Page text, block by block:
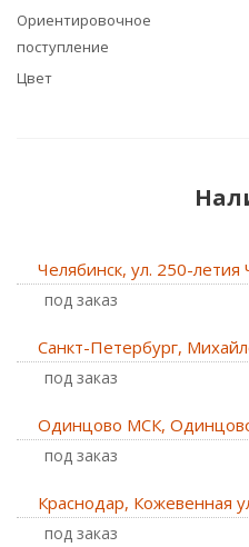
Ориентировочное
поступление
Цвет
Челябинск, ул. 250-летия
Под заказ
Санкт-Петербург,
Под заказ
Одинцово МСК,
Под заказ
Краснодар, Кожевенная
Под заказ